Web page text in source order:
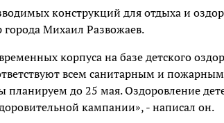
конструкций для отдыха и
Михаил Развожаев.
корпуса на базе детского
всем санитарным и
планируем до 25 мая. Оздоровление
кампании», - написал он.